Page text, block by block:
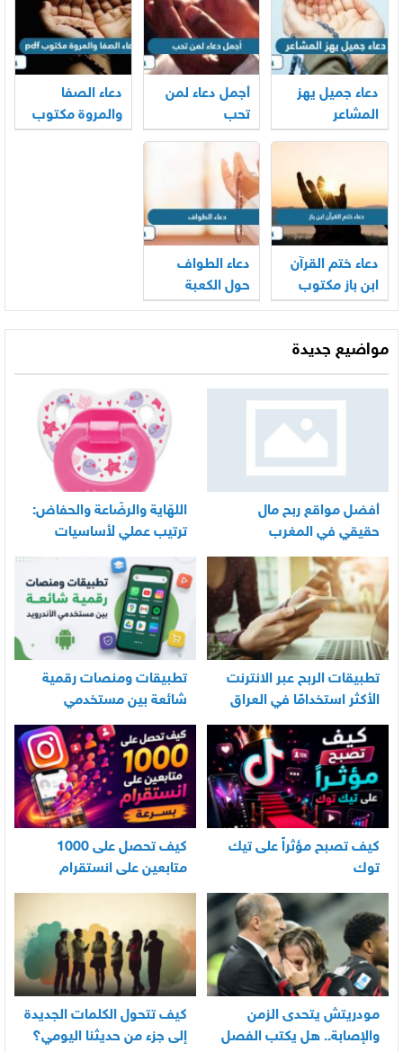
دعاء جميل يهز
المشاعر
أجمل دعاء لمن
تحب
دعاء الصفا
والمروة مكتوب
دعاء ختم القرآن
ابن باز مكتوب
دعاء الطواف
حول الكعبة
مواضيع جديدة
أفضل مواقع ربح مال
حقيقي في المغرب
اللهّاية والرضّاعة والحفاض:
ترتيب عملي لأساسيات
العناية اليومية بالرضيع
تطبيقات الربح عبر الانترنت
الأكثر استخدامًا في العراق
تطبيقات ومنصات رقمية
شائعة بين مستخدمي
الأندرويد
كيف تصبح مؤثراً على تيك
توك
كيف تحصل على 1000
متابعين على انستقرام
بسرعة
مودريتش يتحدى الزمن
والإصابة.. هل يكتب الفصل
كيف تتحول الكلمات الجديدة
إلى جزء من حديثنا اليومي؟